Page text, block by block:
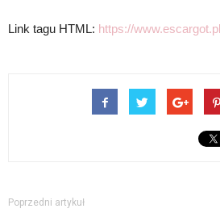
Link tagu HTML: https://
Poprzedni artykuł